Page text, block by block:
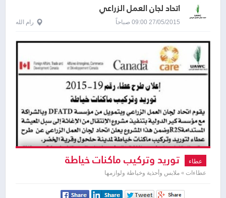
اتحاد لجان العمل الزراعي
27/05/2015 09:00 صباحاً رام الله
عطاء توريد وتركيب ماكنات خياطة
عطاءات » ملابس وأحذية وخياطة ولوازمها